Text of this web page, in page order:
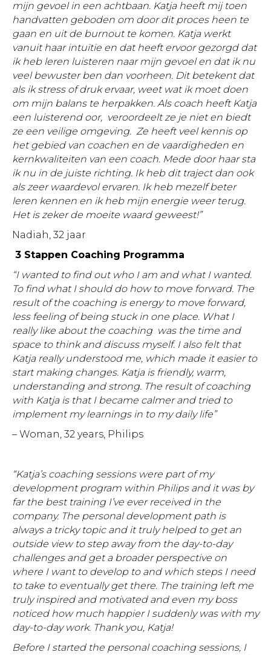
mijn gevoel in een achtbaan. Katja heeft mij toen
handvatten geboden om door dit proces heen te
gaan en uit de burnout te komen. Katja werkt
vanuit haar intuïtie en dat heeft ervoor gezorgd dat
ik heb leren luisteren naar mijn gevoel en dat ik nu
veel bewuster ben dan voorheen. Dit betekent dat
als ik stress of druk ervaar, weet wat ik moet doen
om mijn balans te herpakken. Als coach heeft Katja
een luisterend oor, veroordeelt ze je niet en biedt
ze een veilige omgeving. Ze heeft veel kennis op
het gebied van coachen en de vaardigheden en
kernkwaliteiten van een coach. Mede door haar sta
ik nu in de juiste richting. Ik heb dit traject dan ook
als zeer waardevol ervaren. Ik heb mezelf beter
leren kennen en ik heb mijn energie weer terug.
Het is zeker de moeite waard geweest!”
Nadiah, 32 jaar
3 Stappen Coaching Programma
“I wanted to find out who I am and what I wanted.
To find what I should do how to move forward. The
result of the coaching is energy to move forward,
less feeling of being stuck in one place. What I
really like about the coaching was the time and
space to think and discuss myself. I also felt that
Katja really understood me, which made it easier to
start making changes. Katja is friendly, warm,
understanding and strong. The result of coaching
with Katja is that I became calmer and tried to
implement my learnings in to my daily life”
– Woman, 32 years, Philips
“Katja’s coaching sessions were part of my
development program within Philips and it was by
far the best training I’ve ever received in the
company. The personal development path is
always a tricky topic and it truly helped to get an
outside view to step away from the day-to-day
challenges and get a broader perspective on
where I want to develop to and which steps I need
to take to eventually get there. The training left me
truly inspired and motivated and even my boss
noticed how much happier I suddenly was with my
day-to-day work. Thank you, Katja!
Before I started the personal coaching sessions, I